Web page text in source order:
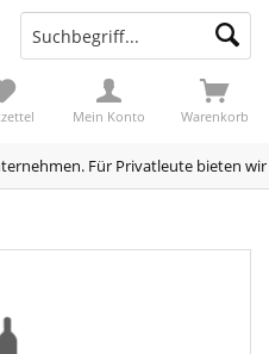
Für Privatleute bieten
Warenkorb
Mein Konto